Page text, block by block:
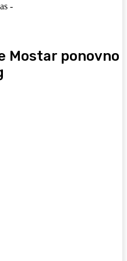
-
Mostar ponovno